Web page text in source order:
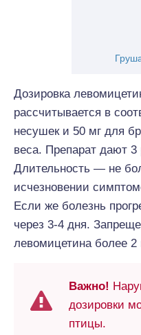
Дозировка
рассчитывается в
несушек и 50 мг для
веса. Препарат дают 3
Длительность — не
исчезновении
Если же болезнь
через 3-4 дня.
левомицетина более 2
Важно!
дозировки
птицы.